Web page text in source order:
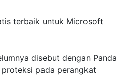
disebut dengan Panda
pada perangkat